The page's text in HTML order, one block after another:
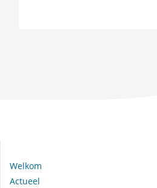
Welkom
Actueel